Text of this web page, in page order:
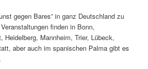
gegen Bares” in ganz Deutschland zu
finden in Bonn,
Heidelberg, Mannheim, Trier, Lübeck,
aber auch im spanischen Palma gibt es